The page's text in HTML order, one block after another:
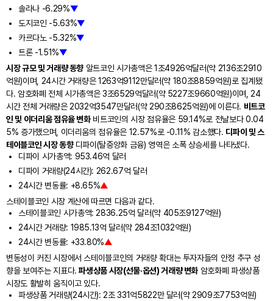
솔라나 -6.29%▼
도지코인 -5.63%▼
카르다노 -5.32%▼
트론 -1.51%▼
시장 규모 및 거래량 동향 알트코인 시가총액은 1조4926억달러(약 2136조2910
억원)이며, 24시간 거래량은 1263억9112만달러(약 180조8859억원)로 집계됐
다. 암호화폐 전체 시가총액은 3조6529억달러(약 5227조9660억원)이며, 24
시간 전체 거래량은 2032억3547만달러(약 290조8625억원)에 이른다. 비트코
인 및 이더리움 점유율 변화비트코인의 시장 점유율은 59.14%로 전날보다 0.04
5% 증가했으며, 이더리움의 점유율은 12.57%로 -0.11% 감소했다. 디파이 및 스
테이블코인 시장 동향디파이(탈중앙화 금융) 영역은 소폭 상승세를 나타냈다.
디파이 시가총액: 953.46억 달러
디파이 거래량(24시간): 262.67억 달러
24시간 변동률: +8.65%▲
스테이블코인 시장 계산에 따르면 다음과 같다.
스테이블코인 시가총액: 2836.25억 달러(약 405조9127억원)
24시간 거래량: 1985.13억 달러(약 284조1032억원)
24시간 변동률: +33.80%▲
변동성이 커진 시장에서 스테이블코인의 거래량 확대는 투자자들의 안정 추구 성
향을 보여주는 지표다.파생상품 시장(선물·옵션) 거래량 변화 암호화폐 파생상품
시장도 활발히 움직이고 있다.
파생상품 거래량(24시간): 2조 331억5822만 달러(약 2909조7753억원)